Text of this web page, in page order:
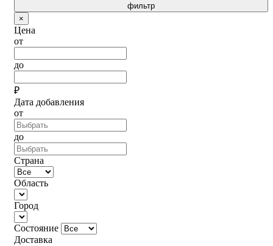
фильтр
×
Цена
от
до
₽
Дата добавления
от
до
Страна
Область
Город
Состояние
Доставка